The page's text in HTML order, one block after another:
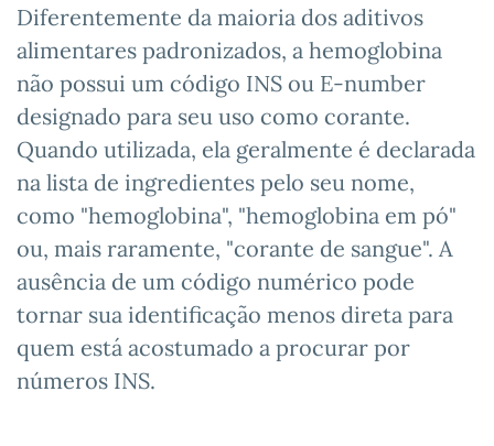
Diferentemente da maioria dos aditivos
alimentares padronizados, a hemoglobina
não possui um código INS ou E-number
designado para seu uso como corante.
Quando utilizada, ela geralmente é declarada
na lista de ingredientes pelo seu nome,
como "hemoglobina", "hemoglobina em pó"
ou, mais raramente, "corante de sangue". A
ausência de um código numérico pode
tornar sua identificação menos direta para
quem está acostumado a procurar por
números INS.